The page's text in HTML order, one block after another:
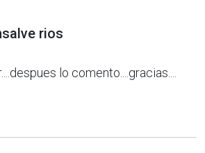
rios
lo comento....gracias....